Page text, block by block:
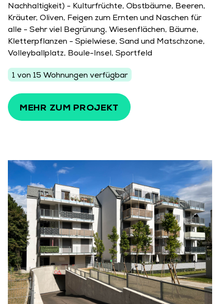
Nachhaltigkeit) - Kulturfrüchte, Obstbäume, Beeren,
Kräuter, Oliven, Feigen zum Ernten und Naschen für
alle - Sehr viel Begrünung, Wiesenflächen, Bäume,
Kletterpflanzen - Spielwiese, Sand und Matschzone,
Volleyballplatz, Boule-Insel, Sportfeld
1 von 15 Wohnungen verfügbar
MEHR ZUM PROJEKT
Mieten
Das Team
FAQ
Vermieten
Kontakt
Nachname
Datenschutzbedingungen